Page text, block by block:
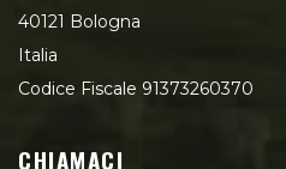
40121 Bologna
Italia
Codice Fiscale 91373260370
CHIAMACI